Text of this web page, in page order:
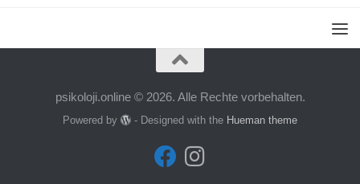
psikoloji.online © 2026. Alle Rechte vorbehalten.
Powered by - Designed with the Hueman theme